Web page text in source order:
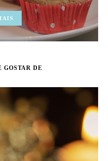
GOSTAR DE